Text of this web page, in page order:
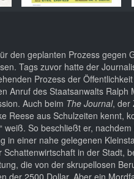
den geplanten Prozess
Tags zuvor hatte der
Prozess der
Anruf des Staatsanwalts
Auch beim The Journal, der
Reese aus Schulzeiten kennt,
weiß. So beschließt er,
in einer nahe gelegenen
in der Stadt,
die von der skrupellosen
der 2500 Dollar. Aber ein